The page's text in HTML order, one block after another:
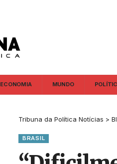
ECONOMIA MUNDO
Tribuna da Política Notícias >
BRASIL